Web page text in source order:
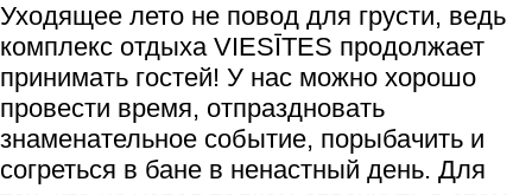
Уходящее лето не повод для грусти, ведь
комплекс отдыха VIESĪTES продолжает
принимать гостей! У нас можно хорошо
провести время, отпраздновать
знаменательное событие, порыбачить и
согреться в бане в ненастный день. Для